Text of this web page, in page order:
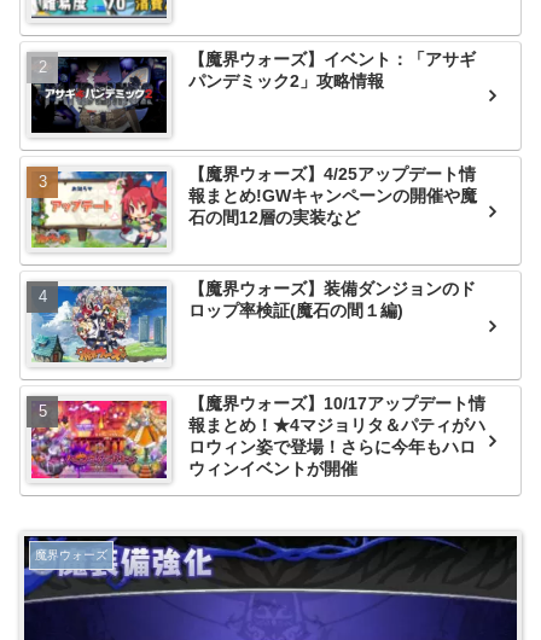
【魔界ウォーズ】イベント：「アサギ
パンデミック2」攻略情報
【魔界ウォーズ】4/25アップデート情
報まとめ!GWキャンペーンの開催や魔
石の間12層の実装など
【魔界ウォーズ】装備ダンジョンのド
ロップ率検証(魔石の間１編)
【魔界ウォーズ】10/17アップデート情
報まとめ！★4マジョリタ＆パティがハ
ロウィン姿で登場！さらに今年もハロ
ウィンイベントが開催
魔界ウォーズ